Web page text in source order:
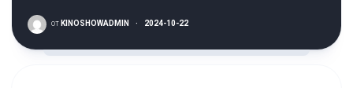
от KINOSHOWADMIN · 2024-10-22